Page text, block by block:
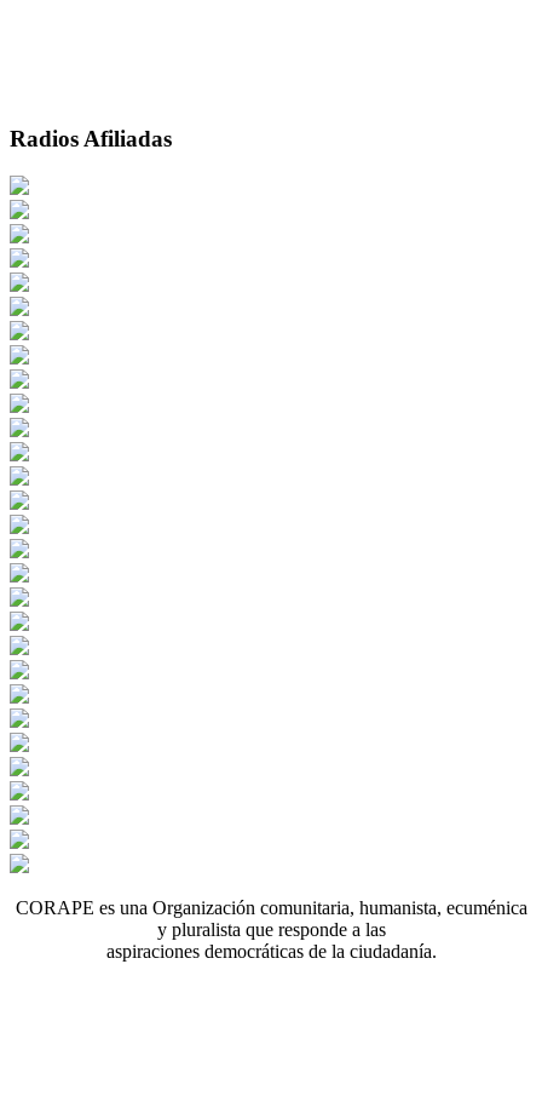
Radios Afiliadas
CORAPE es una Organización comunitaria, humanista, ecuménica
y pluralista que responde a las
aspiraciones democráticas de la ciudadanía.